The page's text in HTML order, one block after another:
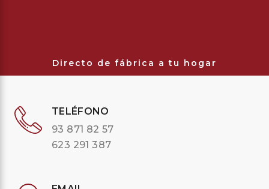
Directo de fábrica a tu hogar
TELÉFONO
93 871 82 57
623 291 387